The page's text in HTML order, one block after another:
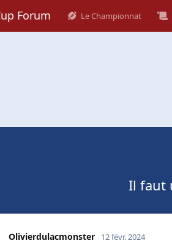
Forum Le Championnat
Il faut
Olivierdulacmonster 12 févr. 2024